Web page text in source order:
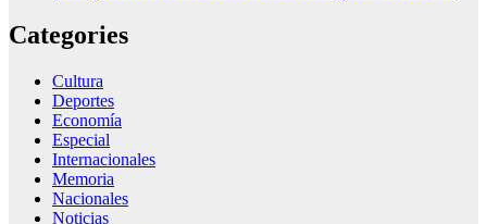
Categories
Cultura
Deportes
Economía
Especial
Internacionales
Memoria
Nacionales
Noticias